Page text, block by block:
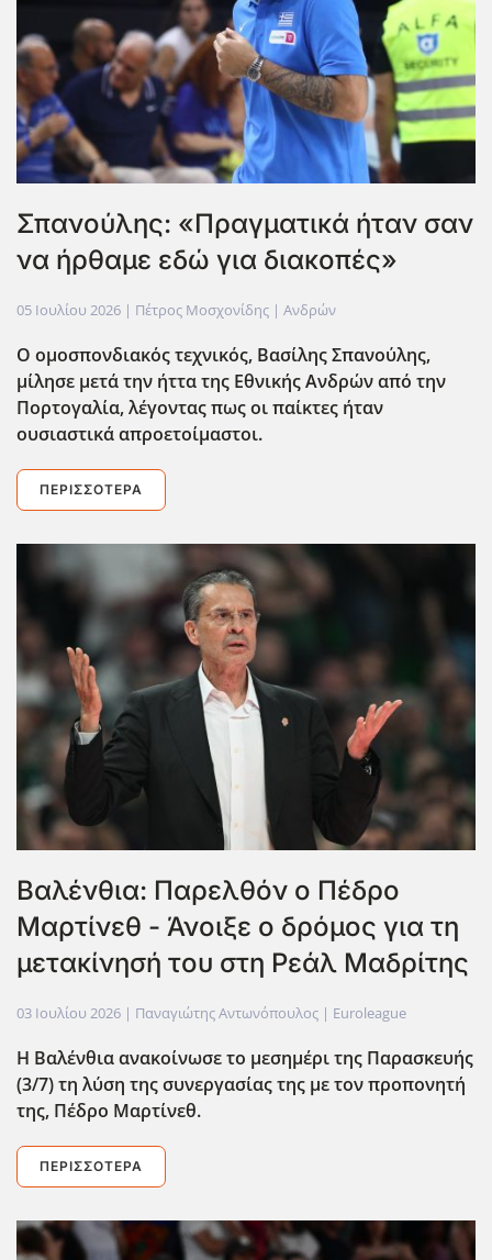
Σπανούλης: «Πραγματικά ήταν σαν
να ήρθαμε εδώ για διακοπές»
05 Ιουλίου 2026 | Πέτρος Μοσχονίδης | Ανδρών
Ο ομοσπονδιακ΄ος τεχνικός, Βασίλης Σπανούλης,
μίλησε μετά την ήττα της Εθνικής Ανδρών από την
Πορτογαλία, λέγοντας πως οι παίκτες ήταν
ουσιαστικά απροετοίμαστοι.
ΠΕΡΙΣΣΌΤΕΡΑ
Βαλένθια: Παρελθόν ο Πέδρο
Μαρτίνεθ - Άνοιξε ο δρόμος για τη
μετακίνησή του στη Ρεάλ Μαδρίτης
03 Ιουλίου 2026 | Παναγιώτης Αντωνόπουλος | Euroleague
Η Βαλένθια ανακοίνωσε το μεσημέρι της Παρασκευής
(3/7) τη λύση της συνεργασίας της με τον προπονητή
της, Πέδρο Μαρτίνεθ.
ΠΕΡΙΣΣΌΤΕΡΑ